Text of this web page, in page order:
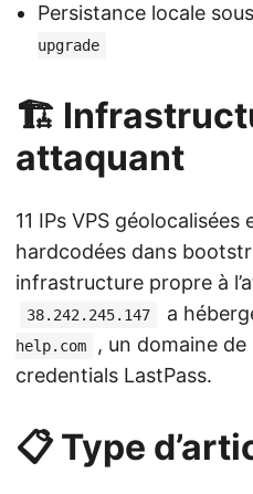
Persistance locale sous
upgrade
🏗️
attaquant
11 IPs VPS géolocalisées
hardcodées dans
infrastructure propre à
38.242.245.147 a
help.com
, un domaine
credentials LastPass.
📋 Type